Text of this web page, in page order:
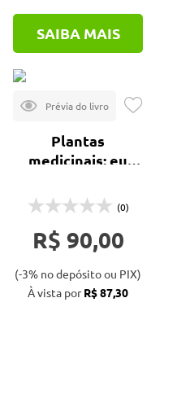
SAIBA MAIS
Plantas
medicinais: eu
estou usando?
(0)
R$ 90,00
(-3% no depósito ou PIX)
À vista porR$ 87,30